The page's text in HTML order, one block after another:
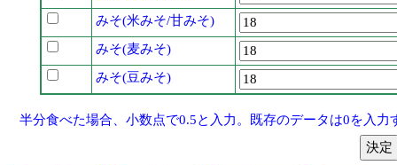
みそ(米みそ/甘みそ)
みそ(麦みそ)
みそ(豆みそ)
半分食べた場合、小数点で0.5と入力。既存のデータは0を入力